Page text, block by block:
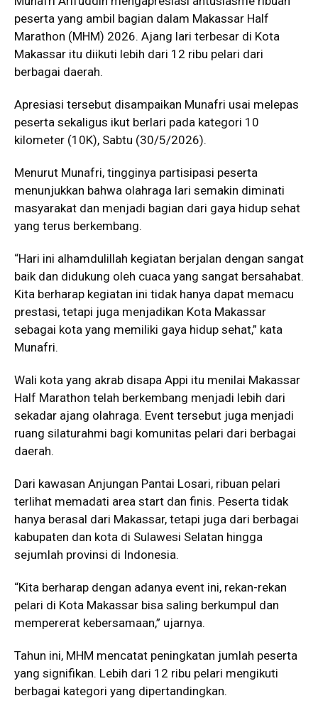
peserta yang ambil bagian dalam Makassar Half
Marathon (MHM) 2026. Ajang lari terbesar di Kota
Makassar itu diikuti lebih dari 12 ribu pelari dari
berbagai daerah.
Apresiasi tersebut disampaikan Munafri usai melepas
peserta sekaligus ikut berlari pada kategori 10
kilometer (10K), Sabtu (30/5/2026).
Menurut Munafri, tingginya partisipasi peserta
menunjukkan bahwa olahraga lari semakin diminati
masyarakat dan menjadi bagian dari gaya hidup sehat
yang terus berkembang.
“Hari ini alhamdulillah kegiatan berjalan dengan sangat
baik dan didukung oleh cuaca yang sangat bersahabat.
Kita berharap kegiatan ini tidak hanya dapat memacu
prestasi, tetapi juga menjadikan Kota Makassar
sebagai kota yang memiliki gaya hidup sehat,” kata
Munafri.
Wali kota yang akrab disapa Appi itu menilai Makassar
Half Marathon telah berkembang menjadi lebih dari
sekadar ajang olahraga. Event tersebut juga menjadi
ruang silaturahmi bagi komunitas pelari dari berbagai
daerah.
Dari kawasan Anjungan Pantai Losari, ribuan pelari
terlihat memadati area start dan finis. Peserta tidak
hanya berasal dari Makassar, tetapi juga dari berbagai
kabupaten dan kota di Sulawesi Selatan hingga
sejumlah provinsi di Indonesia.
“Kita berharap dengan adanya event ini, rekan-rekan
pelari di Kota Makassar bisa saling berkumpul dan
mempererat kebersamaan,” ujarnya.
Tahun ini, MHM mencatat peningkatan jumlah peserta
yang signifikan. Lebih dari 12 ribu pelari mengikuti
berbagai kategori yang dipertandingkan.